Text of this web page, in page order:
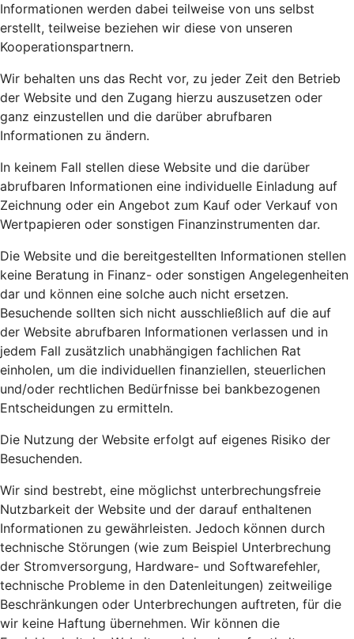
Informationen werden dabei teilweise von uns selbst
erstellt, teilweise beziehen wir diese von unseren
Kooperationspartnern.
Wir behalten uns das Recht vor, zu jeder Zeit den Betrieb
der Website und den Zugang hierzu auszusetzen oder
ganz einzustellen und die darüber abrufbaren
Informationen zu ändern.
In keinem Fall stellen diese Website und die darüber
abrufbaren Informationen eine individuelle Einladung auf
Zeichnung oder ein Angebot zum Kauf oder Verkauf von
Wertpapieren oder sonstigen Finanzinstrumenten dar.
Die Website und die bereitgestellten Informationen stellen
keine Beratung in Finanz- oder sonstigen Angelegenheiten
dar und können eine solche auch nicht ersetzen.
Besuchende sollten sich nicht ausschließlich auf die auf
der Website abrufbaren Informationen verlassen und in
jedem Fall zusätzlich unabhängigen fachlichen Rat
einholen, um die individuellen finanziellen, steuerlichen
und/oder rechtlichen Bedürfnisse bei bankbezogenen
Entscheidungen zu ermitteln.
Die Nutzung der Website erfolgt auf eigenes Risiko der
Besuchenden.
Wir sind bestrebt, eine möglichst unterbrechungsfreie
Nutzbarkeit der Website und der darauf enthaltenen
Informationen zu gewährleisten. Jedoch können durch
technische Störungen (wie zum Beispiel Unterbrechung
der Stromversorgung, Hardware- und Softwarefehler,
technische Probleme in den Datenleitungen) zeitweilige
Beschränkungen oder Unterbrechungen auftreten, für die
wir keine Haftung übernehmen. Wir können die